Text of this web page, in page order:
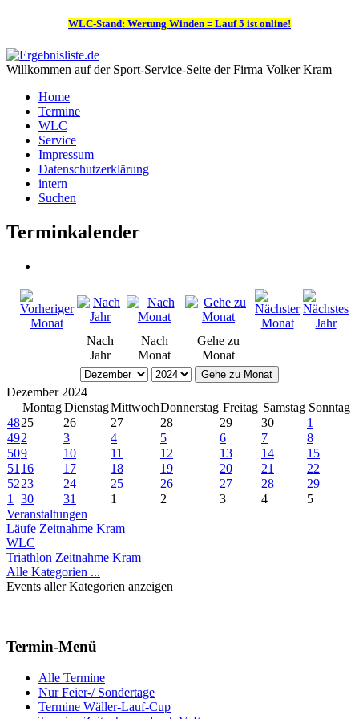
WLC-Stand: Wertung Winden = Lauf 5 ist online!
Willkommen auf der Sport-Service-Seite der Firma Volker Kram
Home
Termine
WLC
Service
Impressum
Datenschutzerklärung
intern
Suchen
Terminkalender
Nach
Jahr
Nach
Monat
Gehe zu
Monat
Gehe zu Monat
Dezember 2024
Montag DienstagMittwochDonnerstag Freitag Samstag Sonntag
4825 26 27 28 29 30
1
492 3 4 5 6 7
8
509 10 11 12 13 14
15
51 16 17 18 19 20 21
22
5223 24 25 26 27 28
29
1
30 31 1 2 3 4
5
Veranstaltungen
Läufe Zeitnahme Kram
WLC
Triathlon Zeitnahme Kram
Alle Kategorien ...
Events aller Kategorien anzeigen
Termin-Menü
Alle Termine
Nur Feier-/ Sondertage
Termine Wäller-Lauf-Cup